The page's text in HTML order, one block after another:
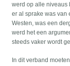
werd op alle niveaus
er al sprake was van
Westen, was een
werd het een
steeds vaker wordt
In dit verband